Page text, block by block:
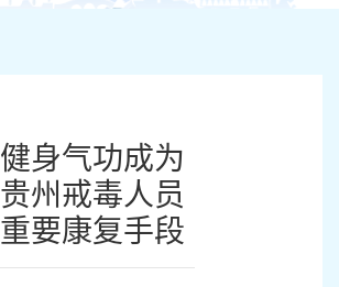
健身气功成为
贵州戒毒人员
重要康复手段